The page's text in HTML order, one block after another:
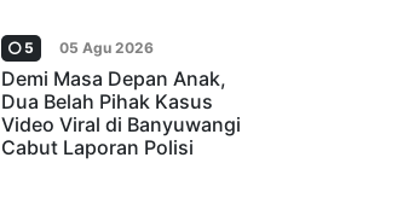
5 05 Agu 2026
Demi Masa Depan Anak,
Dua Belah Pihak Kasus
Video Viral di Banyuwangi
Cabut Laporan Polisi